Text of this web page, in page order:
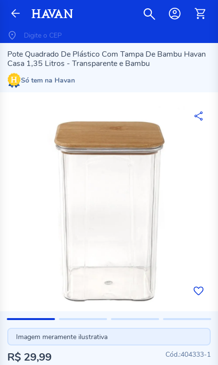
Pote Quadrado De Plástico Com Tampa De Bambu Havan
Casa 1,35 Litros - Transparente e Bambu
Só tem na Havan
Imagem meramente ilustrativa
404333-1
R$ 29,99